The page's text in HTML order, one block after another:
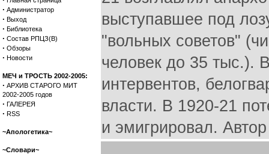
· Администратор
· Выход
· Библиотека
· Состав РПЦЗ(В)
· Обзоры
· Новости
МЕЧ и ТРОСТЬ 2002-2005:
· АРХИВ СТАРОГО МИТ
2002-2005 годов
· ГАЛЕРЕЯ
· RSS
~Апологетика~
~Словари~
выступавшее под
"вольных советов"
человек до 35 тыс.).
интервентов,
власти. В 1920-21
и эмигрировал.